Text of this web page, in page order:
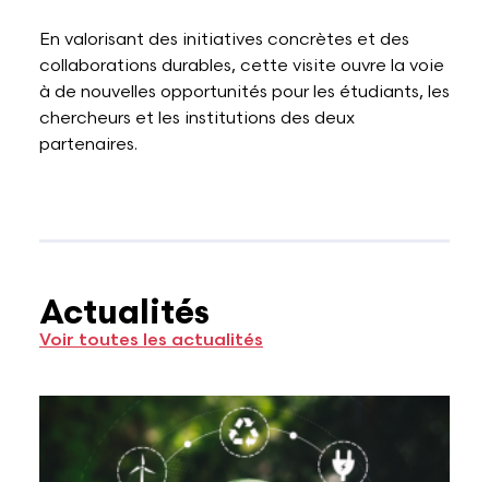
En valorisant des initiatives concrètes et des
collaborations durables, cette visite ouvre la voie
à de nouvelles opportunités pour les étudiants, les
chercheurs et les institutions des deux
partenaires.
Actualités
Voir toutes les actualités